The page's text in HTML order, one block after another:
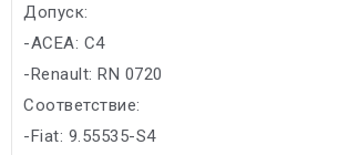
Допуск:
-ACEA: C4
-Renault: RN 0720
Соответствие:
-Fiat: 9.55535-S4